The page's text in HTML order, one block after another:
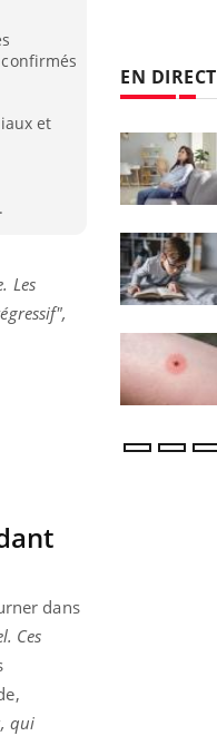
et
Les
dans
Ces
qui
EN DIRECT